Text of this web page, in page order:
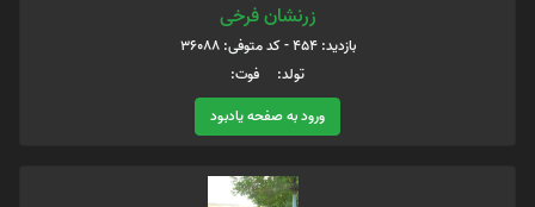
زرنشان فرخی
بازدید: 454 - کد متوفی: 36088
تولد: فوت:
ورود به صفحه یادبود